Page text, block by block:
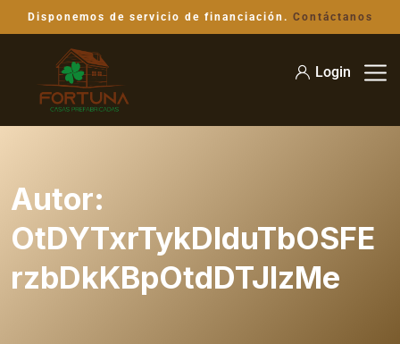
Disponemos de servicio de financiación. Contáctanos
Login
Autor:
OtDYTxrTykDIduTbOSFE
rzbDkKBpOtdDTJlzMe